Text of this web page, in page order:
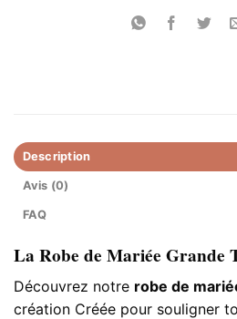
Description
Avis (0)
FAQ
La Robe de Mariée Grande
Découvrez notre robe de
création Créée pour souligner